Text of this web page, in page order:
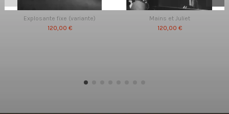
Explosante fixe (variante)
120,00 €
Mains et Juliet
120,00 €